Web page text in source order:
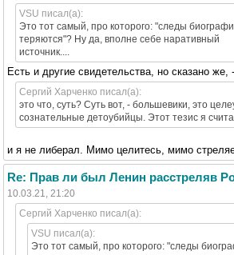
VSU писал(а):
Это тот самый, про которого: "следы
теряются"? Ну да, вполне себе наративный
источник....
Есть и другие свидетельства, но сказано же,
Сергий Харченко писал(а):
это что, суть? Суть вот, - большевики, это
сознательные детоубийцы. Этот тезис я
и я не либерал. Мимо целитесь, мимо
Re: Прав ли был Ленин расстреляв
10.03.21, 21:20
Сергий Харченко писал(а):
VSU писал(а):
Это тот самый, про которого: "следы